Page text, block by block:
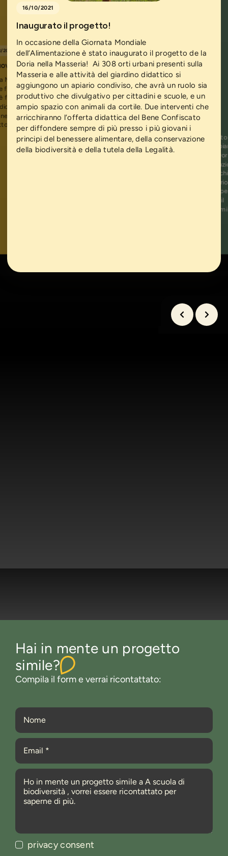
16/10/2021
Inaugurato il progetto!
In occasione della Giornata Mondiale
dell’Alimentazione è stato inaugurato il progetto de la
Doria nella Masseria! Ai 308 orti urbani presenti sulla
Masseria e alle attività del giardino didattico si
aggiungono un apiario condiviso, che avrà un ruolo sia
produttivo che divulgativo per cittadini e scuole, e un
ampio spazio con animali da cortile. Due interventi che
arricchiranno l’offerta didattica del Bene Confiscato
per diffondere sempre di più presso i più giovani i
principi del benessere alimentare, della conservazione
della biodiversità e della tutela della Legalità.
25/12/2021
I primi vasetti di miele dell'apiario
Questo Natale i 308 ortolani della Masseria
Ferraioli hanno ricevuto un regalo speciale.
condiviso realizzato grazie al sostegno de La
s.p.a. ha permesso di avviare una piccola
miele, i cui primi vasetti sono andati in dono a
coltiva un piccolo appezzamento di terra.
fattoria saranno presto luogo di tante attività
coinvolgere la cittadinanza e le scuole, intanto il
progetto “A scuola di biodiversità” dà i suoi
piccolo ospite nella fattoria didattica
Masseria Ferraioli ha compiuto 5 anni! Una
festa di comunità ha celebrato la ricorrenza.
festeggiato anche un altro lieto evento: dopo
le api hanno prodotto i primi vasetti di
nella fattoria didattica è arrivato anche un
nato dalle due capre donate da La Doria.
Hai in mente un progetto
simile?
Compila il form e verrai ricontattato:
privacy consent